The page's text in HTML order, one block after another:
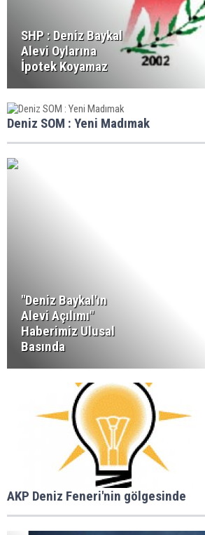
SHP : Deniz Baykal
Alevi Oylarına
İpotek Koyamaz
Deniz SOM : Yeni Madımak
"Deniz Baykal'ın
Alevi Açılımı"
Haberimiz Ulusal
Basında
AKP Deniz Feneri'nin gölgesinde